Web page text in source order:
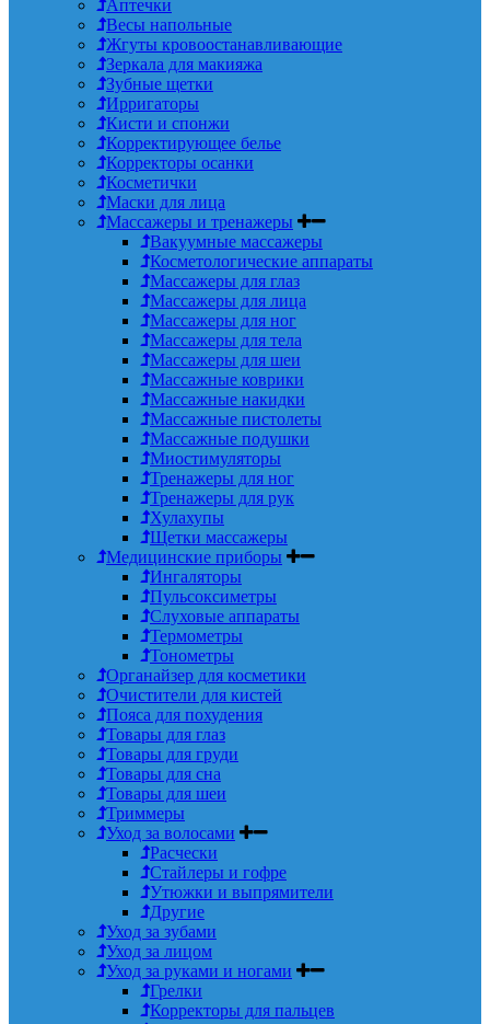
Аптечки
Весы напольные
Жгуты кровоостанавливающие
Зеркала для макияжа
Зубные щетки
Ирригаторы
Кисти и спонжи
Корректирующее белье
Корректоры осанки
Косметички
Маски для лица
Массажеры и тренажеры
Вакуумные массажеры
Косметологические аппараты
Массажеры для глаз
Массажеры для лица
Массажеры для ног
Массажеры для тела
Массажеры для шеи
Массажные коврики
Массажные накидки
Массажные пистолеты
Массажные подушки
Миостимуляторы
Тренажеры для ног
Тренажеры для рук
Хулахупы
Щетки массажеры
Медицинские приборы
Ингаляторы
Пульсоксиметры
Слуховые аппараты
Термометры
Тонометры
Органайзер для косметики
Очистители для кистей
Пояса для похудения
Товары для глаз
Товары для груди
Товары для сна
Товары для шеи
Триммеры
Уход за волосами
Расчески
Стайлеры и гофре
Утюжки и выпрямители
Другие
Уход за зубами
Уход за лицом
Уход за руками и ногами
Грелки
Корректоры для пальцев